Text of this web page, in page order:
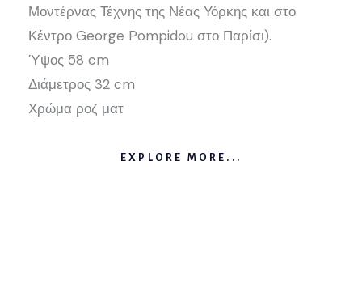
Μοντέρνας Τέχνης της Νέας Υόρκης και στο
Κέντρο George Pompidou στο Παρίσι).
Ύψος 58 cm
Διάμετρος 32 cm
Χρώμα ροζ ματ
EXPLORE MORE...